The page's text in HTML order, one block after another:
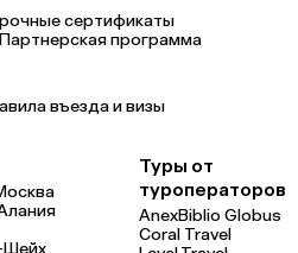
сертификаты
Партнерская программа
въезда и визы
Туры от
туроператоров
AnexBiblio Globus
Coral Travel